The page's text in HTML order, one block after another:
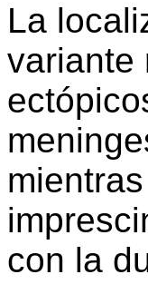
La
variante
con la